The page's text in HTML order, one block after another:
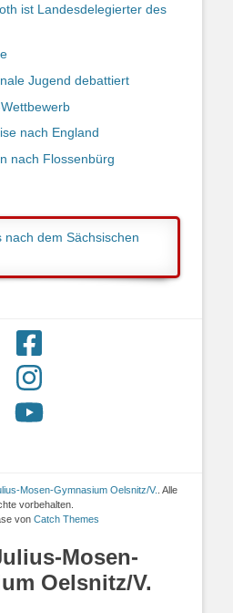
Mosen-
Oelsnitz/V.
ist Landesdelegierter des
Jugend debattiert
nach England
nach Flossenbürg
nach dem Sächsischen
Mosen-Gymnasium Oelsnitz/V. . Alle
vorbehalten.
von Catch Themes